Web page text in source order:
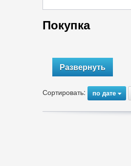
Покупка
Развернуть
Сортировать: по дате{